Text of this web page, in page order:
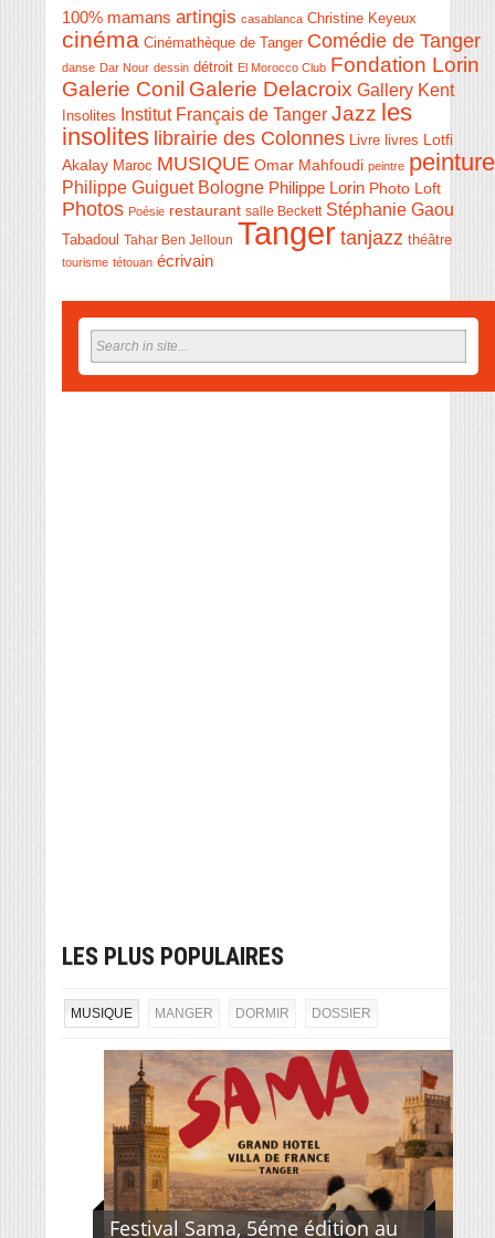
100% mamans artingis casablanca Christine Keyeux
cinéma Cinémathèque de Tanger Comédie de Tanger
danse Dar Nour dessin détroit El Morocco Club Fondation Lorin
Galerie Conil Galerie Delacroix Gallery Kent
Insolites Institut Français de Tanger Jazz les
insolites librairie des Colonnes Livre livres Lotfi
Akalay Maroc MUSIQUE Omar Mahfoudi peintre peinture
Philippe Guiguet Bologne Philippe Lorin Photo Loft
Photos Poésie restaurant salle Beckett Stéphanie Gaou
Tabadoul Tahar Ben Jelloun Tanger tanjazz théâtre
tourisme tétouan écrivain
LES PLUS POPULAIRES
MUSIQUE MANGER DORMIR DOSSIER
Festival Sama, 5éme édition au